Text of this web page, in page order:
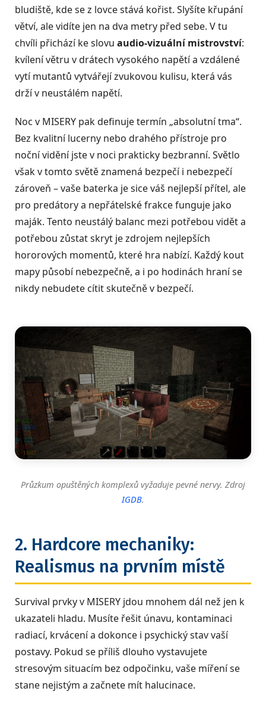
bludiště, kde se z lovce stává kořist. Slyšíte křupání
větví, ale vidíte jen na dva metry před sebe. V tu
chvíli přichází ke slovu audio-vizuální mistrovství:
kvílení větru v drátech vysokého napětí a vzdálené
vytí mutantů vytvářejí zvukovou kulisu, která vás
drží v neustálém napětí.
Noc v MISERY pak definuje termín „absolutní tma“.
Bez kvalitní lucerny nebo drahého přístroje pro
noční vidění jste v noci prakticky bezbranní. Světlo
však v tomto světě znamená bezpečí i nebezpečí
zároveň – vaše baterka je sice váš nejlepší přítel, ale
pro predátory a nepřátelské frakce funguje jako
maják. Tento neustálý balanc mezi potřebou vidět a
potřebou zůstat skryt je zdrojem nejlepších
hororových momentů, které hra nabízí. Každý kout
mapy působí nebezpečně, a i po hodinách hraní se
nikdy nebudete cítit skutečně v bezpečí.
Průzkum opuštěných komplexů vyžaduje pevné nervy. Zdroj
IGDB.
2. Hardcore mechaniky:
Realismus na prvním místě
Survival prvky v MISERY jdou mnohem dál než jen k
ukazateli hladu. Musíte řešit únavu, kontaminaci
radiací, krvácení a dokonce i psychický stav vaší
postavy. Pokud se příliš dlouho vystavujete
stresovým situacím bez odpočinku, vaše míření se
stane nejistým a začnete mít halucinace.